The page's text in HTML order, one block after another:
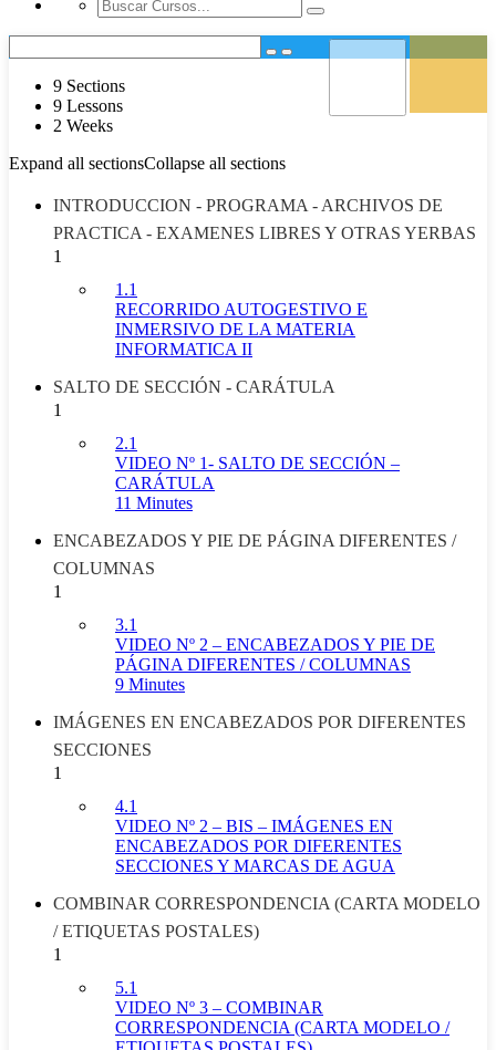
9 Sections
9 Lessons
2 Weeks
Expand all sectionsCollapse all sections
INTRODUCCION - PROGRAMA - ARCHIVOS DE
PRACTICA - EXAMENES LIBRES Y OTRAS YERBAS
1
1.1
RECORRIDO AUTOGESTIVO E
INMERSIVO DE LA MATERIA
INFORMATICA II
SALTO DE SECCIÓN - CARÁTULA
1
2.1
VIDEO Nº 1- SALTO DE SECCIÓN –
CARÁTULA
11 Minutes
ENCABEZADOS Y PIE DE PÁGINA DIFERENTES /
COLUMNAS
1
3.1
VIDEO Nº 2 – ENCABEZADOS Y PIE DE
PÁGINA DIFERENTES / COLUMNAS
9 Minutes
IMÁGENES EN ENCABEZADOS POR DIFERENTES
SECCIONES
1
4.1
VIDEO Nº 2 – BIS – IMÁGENES EN
ENCABEZADOS POR DIFERENTES
SECCIONES Y MARCAS DE AGUA
COMBINAR CORRESPONDENCIA (CARTA MODELO
/ ETIQUETAS POSTALES)
1
5.1
VIDEO Nº 3 – COMBINAR
CORRESPONDENCIA (CARTA MODELO /